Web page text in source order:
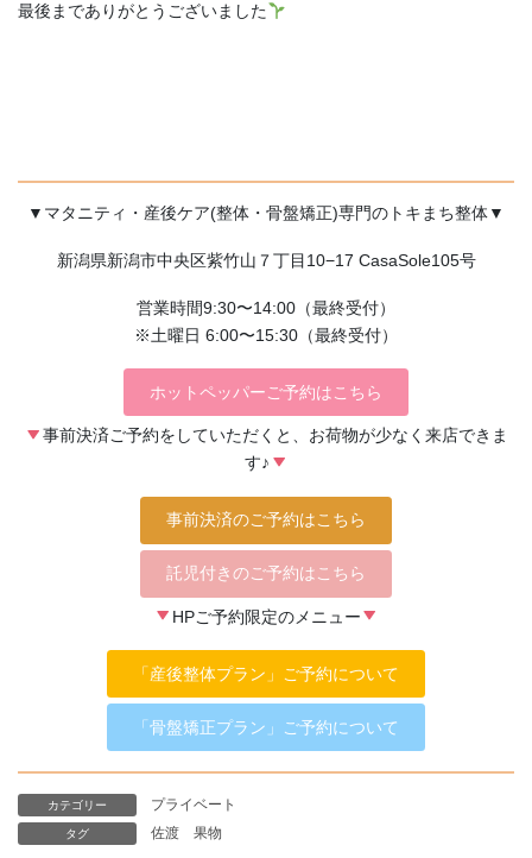
最後までありがとうございました
▼マタニティ・産後ケア(整体・骨盤矯正)専門のトキまち整体▼
新潟県新潟市中央区紫竹山７丁目10−17 CasaSole105号
営業時間9:30〜14:00（最終受付）
※土曜日 6:00〜15:30（最終受付）
ホットペッパーご予約はこちら
事前決済ご予約をしていただくと、お荷物が少なく来店できま
す♪
事前決済のご予約はこちら
託児付きのご予約はこちら
HPご予約限定のメニュー
「産後整体プラン」ご予約について
「骨盤矯正プラン」ご予約について
カテゴリー プライベート
タグ 佐渡 果物